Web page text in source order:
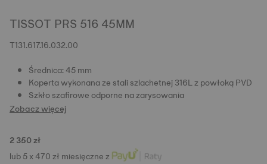
TISSOT PRS 516 45MM
T131.617.16.032.00
Średnica: 45 mm
Koperta wykonana ze stali szlachetnej 316L z powłoką PVD
Szkło szafirowe odporne na zarysowania
Zobacz więcej
2 350 zł
lub 5 x 470 zł miesięczne z